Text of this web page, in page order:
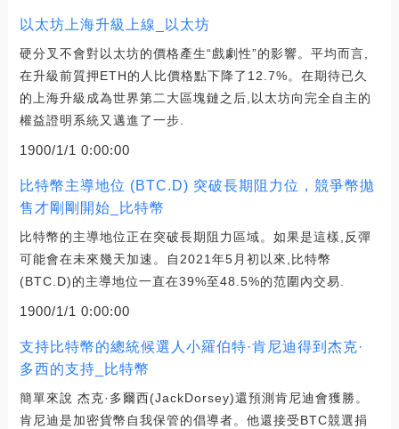
以太坊上海升級上線_以太坊
硬分叉不會對以太坊的價格產生“戲劇性”的影響。平均而言,
在升級前質押ETH的人比價格點下降了12.7%。在期待已久
的上海升級成為世界第二大區塊鏈之后,以太坊向完全自主的
權益證明系統又邁進了一步.
1900/1/1 0:00:00
比特幣主導地位 (BTC.D) 突破長期阻力位，競爭幣拋
售才剛剛開始_比特幣
比特幣的主導地位正在突破長期阻力區域。如果是這樣,反彈
可能會在未來幾天加速。自2021年5月初以來,比特幣
(BTC.D)的主導地位一直在39%至48.5%的范圍內交易.
1900/1/1 0:00:00
支持比特幣的總統候選人小羅伯特·肯尼迪得到杰克·
多西的支持_比特幣
簡單來說 杰克·多爾西(JackDorsey)還預測肯尼迪會獲勝。
肯尼迪是加密貨幣自我保管的倡導者。他還接受BTC競選捐